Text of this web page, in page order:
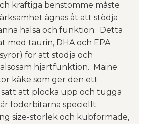
kraftiga benstomme måste
ägnas åt att stödja
hälsa och funktion. Detta
med taurin, DHA och EPA
för att stödja och
hjärtfunktion. Maine
käke som ger den ett
sätt att plocka upp och tugga
foderbitarna speciellt
size-storlek och kubformade,